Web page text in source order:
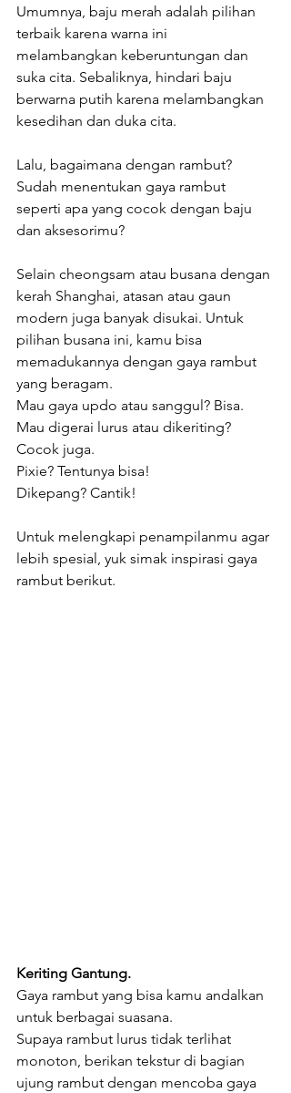
Umumnya, baju merah adalah pilihan
terbaik karena warna ini
melambangkan keberuntungan dan
suka cita. Sebaliknya, hindari baju
berwarna putih karena melambangkan
kesedihan dan duka cita.
Lalu, bagaimana dengan rambut?
Sudah menentukan gaya rambut
seperti apa yang cocok dengan baju
dan aksesorimu?
Selain cheongsam atau busana dengan
kerah Shanghai, atasan atau gaun
modern juga banyak disukai. Untuk
pilihan busana ini, kamu bisa
memadukannya dengan gaya rambut
yang beragam.
Mau gaya updo atau sanggul? Bisa.
Mau digerai lurus atau dikeriting?
Cocok juga.
Pixie? Tentunya bisa!
Dikepang? Cantik!
Untuk melengkapi penampilanmu agar
lebih spesial, yuk simak inspirasi gaya
rambut berikut.
Keriting Gantung.
Gaya rambut yang bisa kamu andalkan
untuk berbagai suasana.
Supaya rambut lurus tidak terlihat
monoton, berikan tekstur di bagian
ujung rambut dengan mencoba gaya